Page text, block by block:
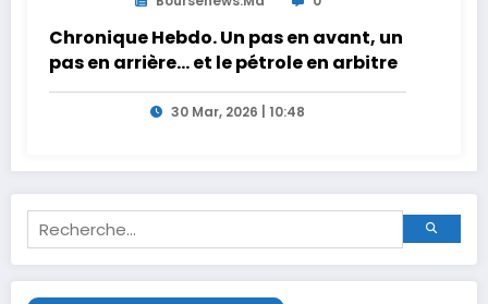
Chronique Hebdo. Un pas en avant, un
pas en arrière… et le pétrole en arbitre
30 Mar, 2026 | 10:48